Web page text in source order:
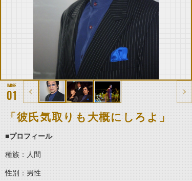
01
「彼氏気取りも大概にしろよ」
■プロフィール
種族：人間
性別：男性